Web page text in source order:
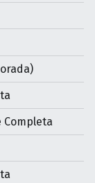
Completa